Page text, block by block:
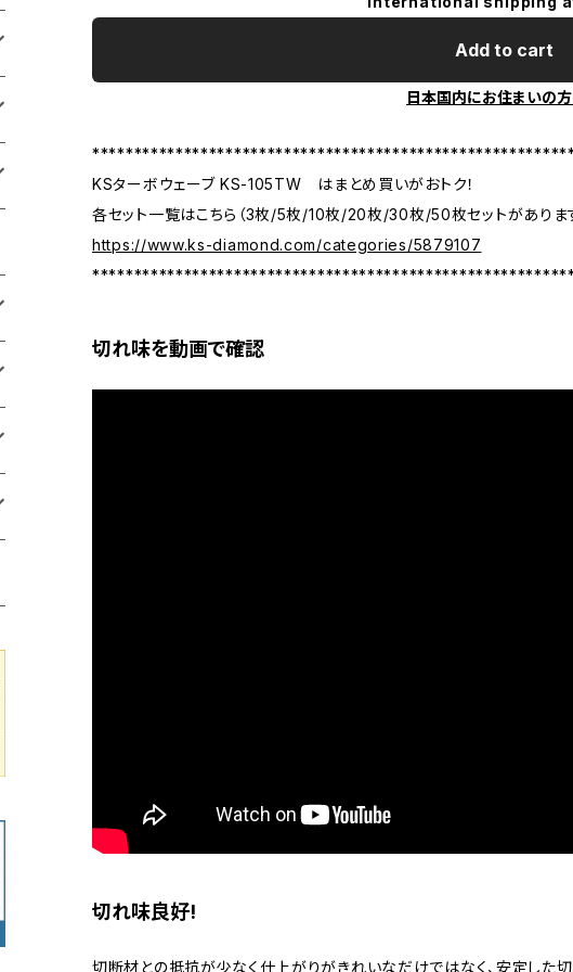
Add to cart
日本国内にお住まいの
KSターボウェーブ KS-105TW はまとめ買いがおトク！
各セット一覧はこちら（3枚/5枚/10枚/20枚/30枚/50枚セットがありま
https://www.ks-diamond.com/categories/5879107
切れ味を動画で確認
切れ味良好!
切断材との抵抗が少なく仕上がりがきれいなだけではなく、安定した